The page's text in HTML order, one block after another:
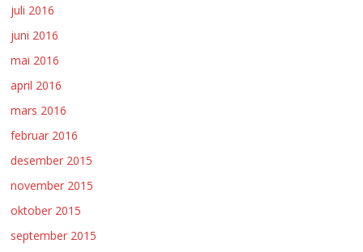
juli 2016
juni 2016
mai 2016
april 2016
mars 2016
februar 2016
desember 2015
november 2015
oktober 2015
september 2015